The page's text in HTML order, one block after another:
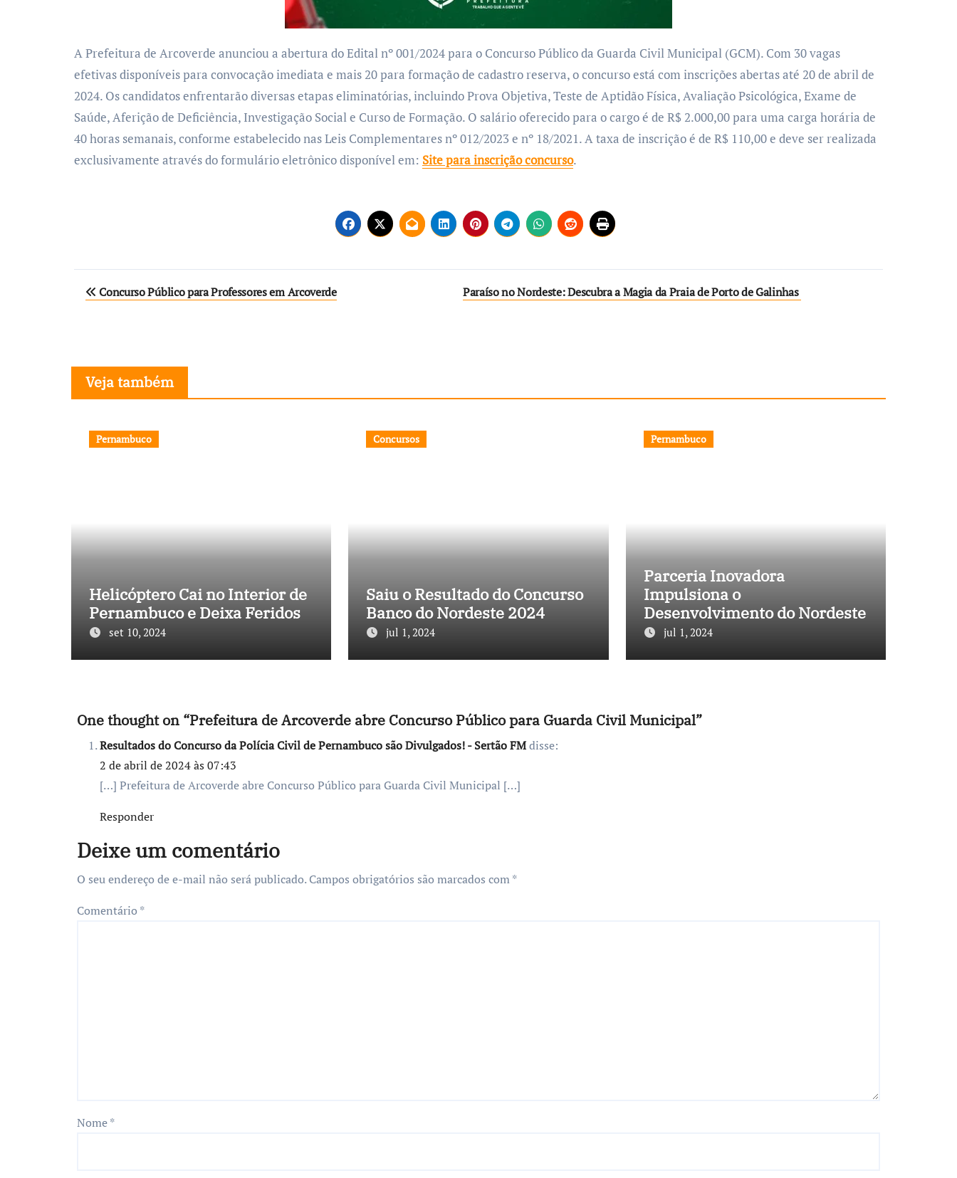
A Prefeitura de Arcoverde anunciou a abertura do Edital nº 001/2024 para o Concurso Público da Guarda Civil Municipal (GCM). Com 30 vagas
efetivas disponíveis para convocação imediata e mais 20 para formação de cadastro reserva, o concurso está com inscrições abertas até 20 de abril de
2024. Os candidatos enfrentarão diversas etapas eliminatórias, incluindo Prova Objetiva, Teste de Aptidão Física, Avaliação Psicológica, Exame de
Saúde, Aferição de Deficiência, Investigação Social e Curso de Formação. O salário oferecido para o cargo é de R$ 2.000,00 para uma carga horária de
40 horas semanais, conforme estabelecido nas Leis Complementares nº 012/2023 e nº 18/2021. A taxa de inscrição é de R$ 110,00 e deve ser realizada
exclusivamente através do formulário eletrônico disponível em: Site para inscrição concurso.
Navegação
Concurso Público para Professores em Arcoverde Paraíso no Nordeste: Descubra a Magia da Praia de Porto de Galinhas
Veja também
Pernambuco
Helicóptero Cai no Interior de
Pernambuco e Deixa Feridos
set 10, 2024
Concursos
Saiu o Resultado do Concurso
Banco do Nordeste 2024
jul 1, 2024
Pernambuco
Parceria Inovadora
Impulsiona o
Desenvolvimento do Nordeste
jul 1, 2024
One thought on “Prefeitura de Arcoverde abre Concurso Público para Guarda Civil Municipal”
Resultados do Concurso da Polícia Civil de Pernambuco são Divulgados! - Sertão FMdisse:
2 de abril de 2024 às 07:43
[…] Prefeitura de Arcoverde abre Concurso Público para Guarda Civil Municipal […]
Responder
Deixe um comentário
O seu endereço de e-mail não será publicado. Campos obrigatórios são marcados com*
Comentário *
Nome*